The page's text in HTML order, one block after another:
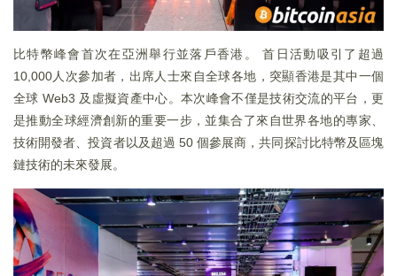
比特幣峰會首次在亞洲舉行並落戶香港。 首日活動吸引了超過
10,000人次參加者，出席人士來自全球各地，突顯香港是其中一個
全球 Web3 及虛擬資產中心。本次峰會不僅是技術交流的平台，更
是推動全球經濟創新的重要一步，並集合了來自世界各地的專家、
技術開發者、投資者以及超過 50 個參展商，共同探討比特幣及區塊
鏈技術的未來發展。